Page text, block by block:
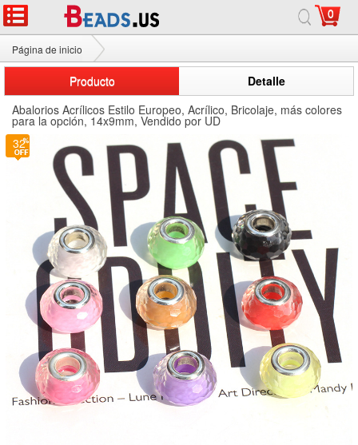
0
Página de inicio
Abalorios Acrílicos Estilo Pandora
Producto
Detalle
Abalorios Acrílicos Estilo Europeo, Acrílico, Bricolaje, más colores
para la opción, 14x9mm, Vendido por UD
32